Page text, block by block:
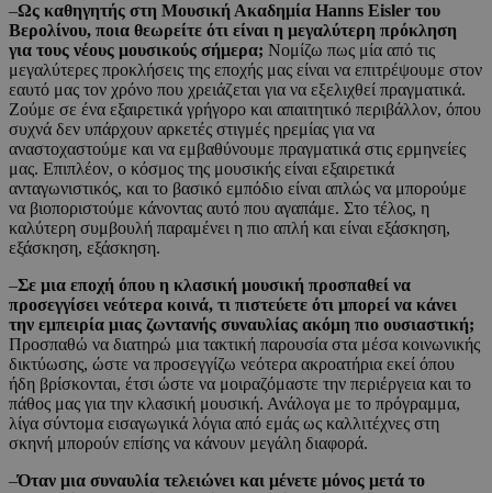
–Ως καθηγητής στη Μουσική Ακαδημία Hanns Eisler του
Βερολίνου, ποια θεωρείτε ότι είναι η μεγαλύτερη πρόκληση
για τους νέους μουσικούς σήμερα; Νομίζω πως μία από τις
μεγαλύτερες προκλήσεις της εποχής μας είναι να επιτρέψουμε στον
εαυτό μας τον χρόνο που χρειάζεται για να εξελιχθεί πραγματικά.
Ζούμε σε ένα εξαιρετικά γρήγορο και απαιτητικό περιβάλλον, όπου
συχνά δεν υπάρχουν αρκετές στιγμές ηρεμίας για να
αναστοχαστούμε και να εμβαθύνουμε πραγματικά στις ερμηνείες
μας. Επιπλέον, ο κόσμος της μουσικής είναι εξαιρετικά
ανταγωνιστικός, και το βασικό εμπόδιο είναι απλώς να μπορούμε
να βιοποριστούμε κάνοντας αυτό που αγαπάμε. Στο τέλος, η
καλύτερη συμβουλή παραμένει η πιο απλή και είναι εξάσκηση,
εξάσκηση, εξάσκηση.
–Σε μια εποχή όπου η κλασική μουσική προσπαθεί να
προσεγγίσει νεότερα κοινά, τι πιστεύετε ότι μπορεί να κάνει
την εμπειρία μιας ζωντανής συναυλίας ακόμη πιο ουσιαστική;
Προσπαθώ να διατηρώ μια τακτική παρουσία στα μέσα κοινωνικής
δικτύωσης, ώστε να προσεγγίζω νεότερα ακροατήρια εκεί όπου
ήδη βρίσκονται, έτσι ώστε να μοιραζόμαστε την περιέργεια και το
πάθος μας για την κλασική μουσική. Ανάλογα με το πρόγραμμα,
λίγα σύντομα εισαγωγικά λόγια από εμάς ως καλλιτέχνες στη
σκηνή μπορούν επίσης να κάνουν μεγάλη διαφορά.
–Όταν μια συναυλία τελειώνει και μένετε μόνος μετά το